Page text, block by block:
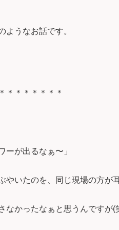
ようなお話です。
＊＊＊＊＊＊＊
ーが出るなぁ〜」
やいたのを、同じ現場の方が
なかったなぁと思うんですが(